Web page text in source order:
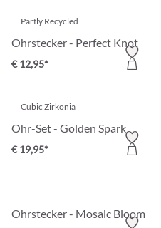
Partly Recycled
Ohrstecker - Perfect Knot
€ 12,95*
Cubic Zirkonia
Ohr-Set - Golden Spark
€ 19,95*
Ohrstecker - Mosaic Bloom